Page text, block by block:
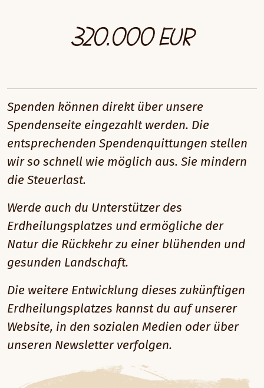
320.000 EUR
Spenden können direkt über unsere
Spendenseite eingezahlt werden. Die
entsprechenden Spendenquittungen stellen
wir so schnell wie möglich aus. Sie mindern
die Steuerlast.
Werde auch du Unterstützer des
Erdheilungsplatzes und ermögliche der
Natur die Rückkehr zu einer blühenden und
gesunden Landschaft.
Die weitere Entwicklung dieses zukünftigen
Erdheilungsplatzes kannst du auf unserer
Website, in den sozialen Medien oder über
unseren Newsletter verfolgen.